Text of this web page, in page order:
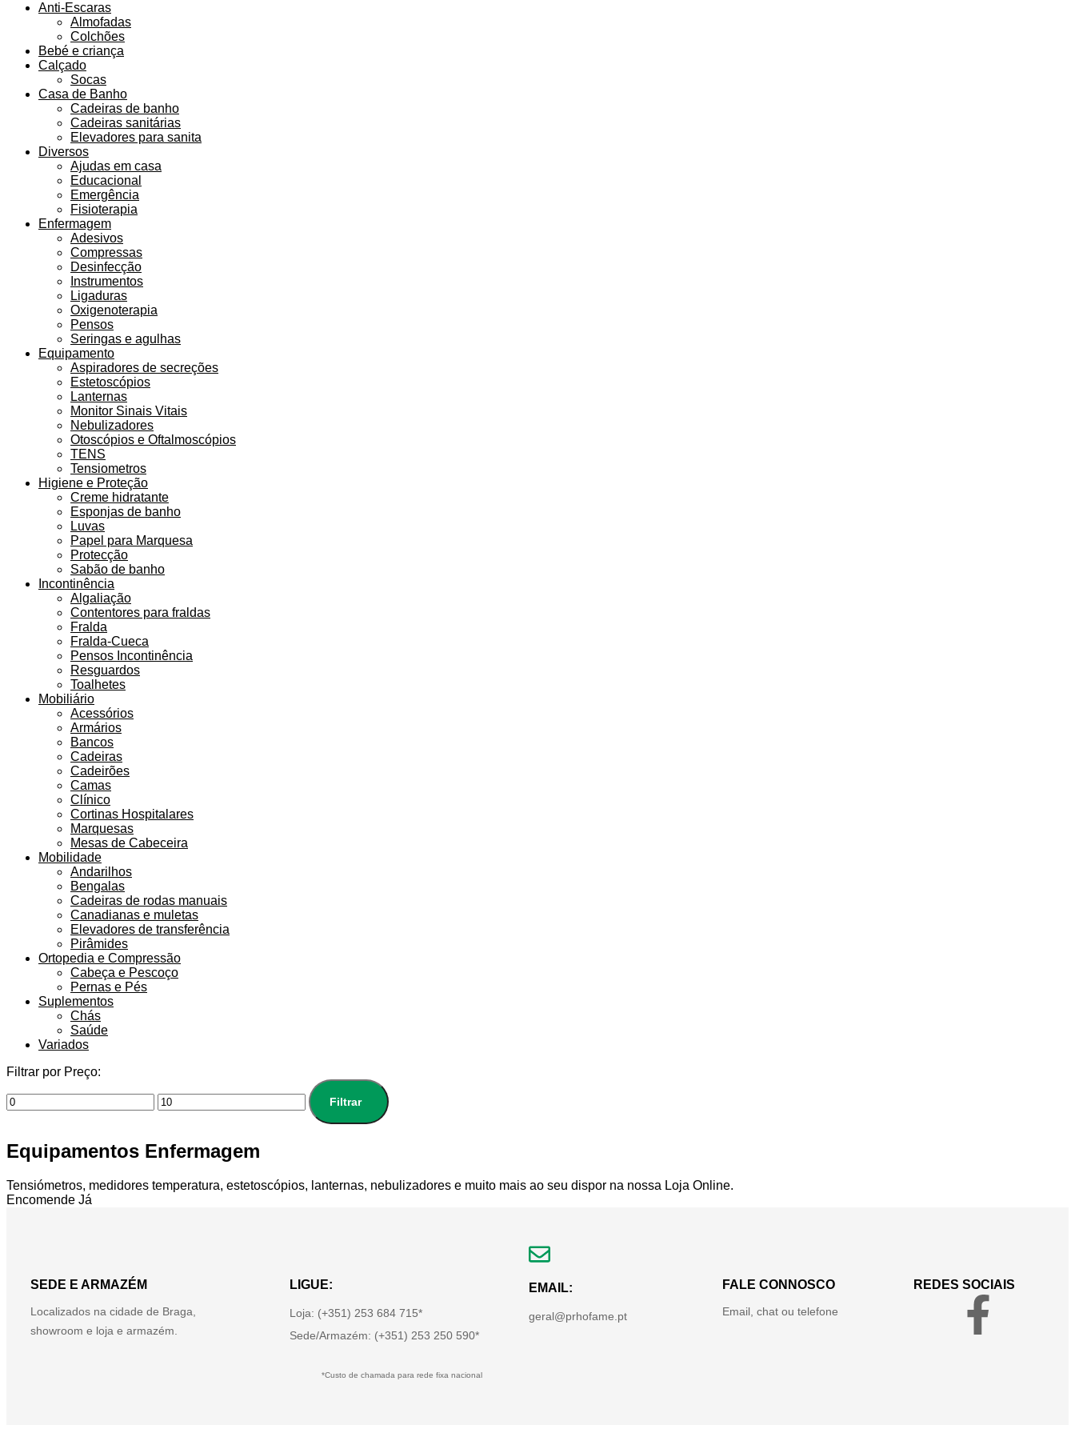
Anti-Escaras
Almofadas
Colchões
Bebé e criança
Calçado
Socas
Casa de Banho
Cadeiras de banho
Cadeiras sanitárias
Elevadores para sanita
Diversos
Ajudas em casa
Educacional
Emergência
Fisioterapia
Enfermagem
Adesivos
Compressas
Desinfecção
Instrumentos
Ligaduras
Oxigenoterapia
Pensos
Seringas e agulhas
Equipamento
Aspiradores de secreções
Estetoscópios
Lanternas
Monitor Sinais Vitais
Nebulizadores
Otoscópios e Oftalmoscópios
TENS
Tensiometros
Higiene e Proteção
Creme hidratante
Esponjas de banho
Luvas
Papel para Marquesa
Protecção
Sabão de banho
Incontinência
Algaliação
Contentores para fraldas
Fralda
Fralda-Cueca
Pensos Incontinência
Resguardos
Toalhetes
Mobiliário
Acessórios
Armários
Bancos
Cadeiras
Cadeirões
Camas
Clínico
Cortinas Hospitalares
Marquesas
Mesas de Cabeceira
Mobilidade
Andarilhos
Bengalas
Cadeiras de rodas manuais
Canadianas e muletas
Elevadores de transferência
Pirâmides
Ortopedia e Compressão
Cabeça e Pescoço
Pernas e Pés
Suplementos
Chás
Saúde
Variados
Filtrar por Preço:
Filtrar
Equipamentos Enfermagem
Tensiómetros, medidores temperatura, estetoscópios, lanternas, nebulizadores e muito mais ao seu dispor na nossa Loja Online.
Encomende Já
SEDE E ARMAZÉM
Localizados na cidade de Braga,
showroom e loja e armazém.
LIGUE:
Loja: (+351) 253 684 715*
Sede/Armazém: (+351) 253 250 590*
*Custo de chamada para rede fixa nacional
EMAIL:
geral@prhofame.pt
FALE CONNOSCO
Email, chat ou telefone
REDES SOCIAIS